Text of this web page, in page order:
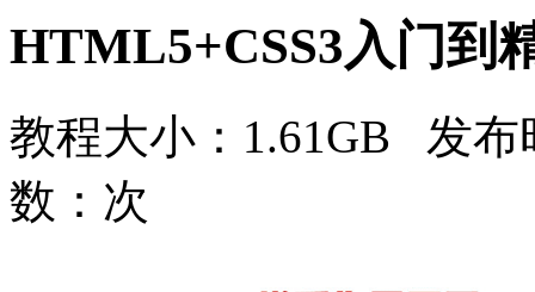
HTML5+CSS3入门到
教程大小：1.61GB 发
数： 次